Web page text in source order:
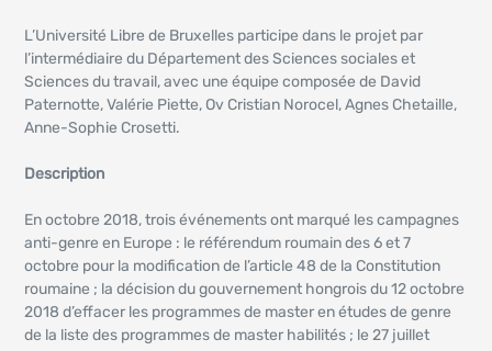
L’Université Libre de Bruxelles participe dans le projet par
l’intermédiaire du Département des Sciences sociales et
Sciences du travail, avec une équipe composée de David
Paternotte, Valérie Piette, Ov Cristian Norocel, Agnes Chetaille,
Anne-Sophie Crosetti.
Description
En octobre 2018, trois événements ont marqué les campagnes
anti-genre en Europe : le référendum roumain des 6 et 7
octobre pour la modification de l’article 48 de la Constitution
roumaine ; la décision du gouvernement hongrois du 12 octobre
2018 d’effacer les programmes de master en études de genre
de la liste des programmes de master habilités ; le 27 juillet